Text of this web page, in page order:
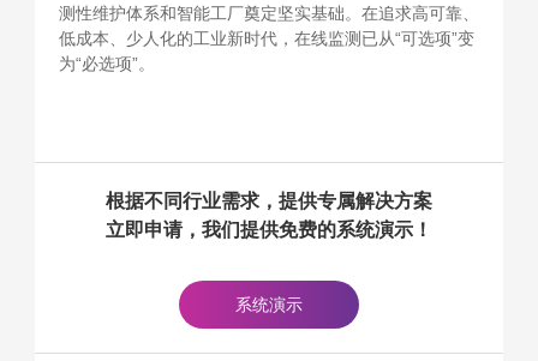
测性维护体系和智能工厂奠定坚实基础。在追求高可靠、
低成本、少人化的工业新时代，在线监测已从“可选项”变
为“必选项”。
根据不同行业需求，提供专属解决方案
立即申请，我们提供免费的系统演示！
系统演示